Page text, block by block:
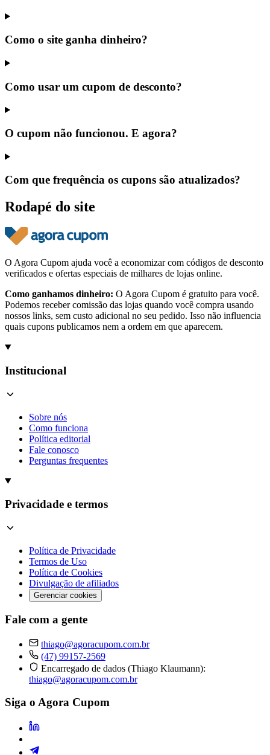
Como o site ganha dinheiro?
Como usar um cupom de desconto?
O cupom não funcionou. E agora?
Com que frequência os cupons são atualizados?
Rodapé do site
O Agora Cupom ajuda você a economizar com códigos de desconto
verificados e ofertas especiais de milhares de lojas online.
Como ganhamos dinheiro: O Agora Cupom é gratuito para você.
Podemos receber comissão das lojas quando você compra usando
nossos links, sem custo adicional no seu pedido. Isso não influencia
quais cupons publicamos nem a ordem em que aparecem.
Institucional
Sobre nós
Como funciona
Política editorial
Fale conosco
Perguntas frequentes
Privacidade e termos
Política de Privacidade
Termos de Uso
Política de Cookies
Divulgação de afiliados
Gerenciar cookies
Fale com a gente
thiago@agoracupom.com.br
(47) 99157-2569
Encarregado de dados (Thiago Klaumann):
thiago@agoracupom.com.br
Siga o Agora Cupom